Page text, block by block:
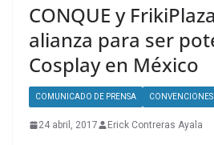
CONQUE y
alianza para ser
Cosplay en México
COMUNICADO DE PRENSA CONVENCIONES
24 abril, 2017 Erick Contreras Ayala